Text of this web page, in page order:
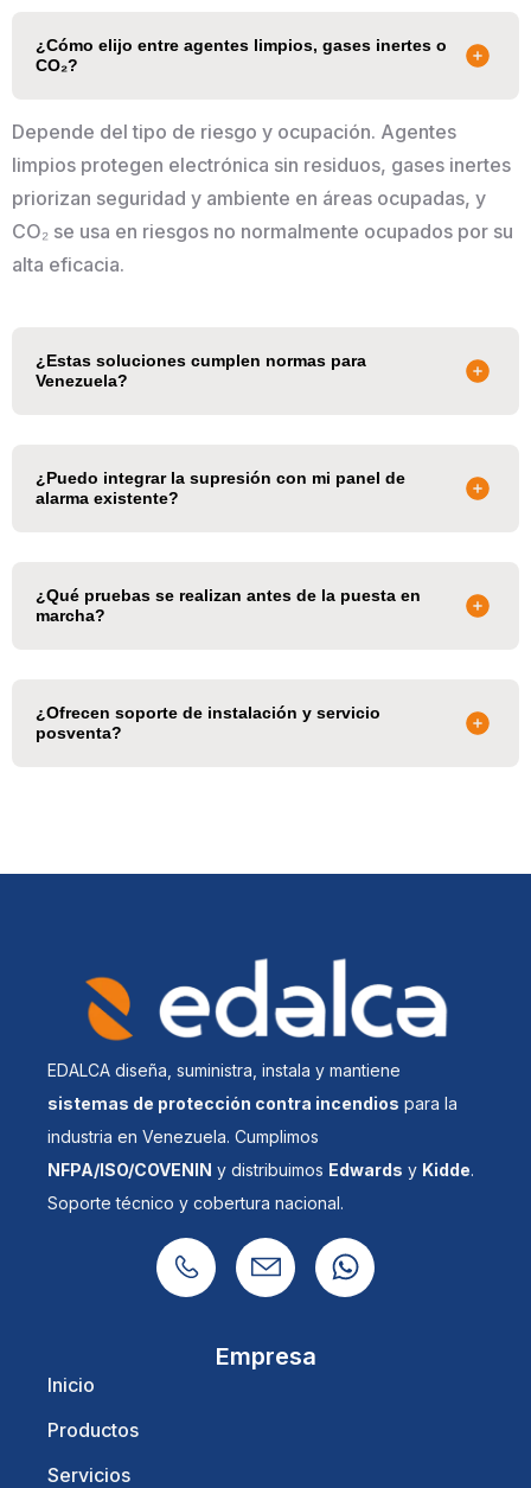
¿Cómo elijo entre agentes limpios, gases inertes o
CO₂?
Depende del tipo de riesgo y ocupación. Agentes
limpios protegen electrónica sin residuos, gases inertes
priorizan seguridad y ambiente en áreas ocupadas, y
CO₂ se usa en riesgos no normalmente ocupados por su
alta eficacia.
¿Estas soluciones cumplen normas para
Venezuela?
¿Puedo integrar la supresión con mi panel de
alarma existente?
¿Qué pruebas se realizan antes de la puesta en
marcha?
¿Ofrecen soporte de instalación y servicio
posventa?
EDALCA diseña, suministra, instala y mantiene
sistemas de protección contra incendios para la
industria en Venezuela. Cumplimos
NFPA/ISO/COVENIN y distribuimos Edwards y Kidde.
Soporte técnico y cobertura nacional.
Empresa
Inicio
Productos
Servicios